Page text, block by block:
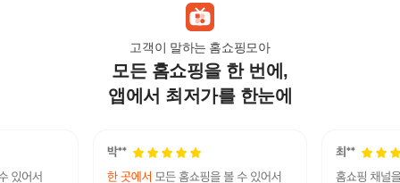
고객이 말하는 홈쇼핑모아
모든 홈쇼핑을 한 번에,
앱에서 최저가를 한눈에
한스갤러리 누빔 이불 바닥 매트 패드 요 세트 요매
트 솜포함 MS
52,800원